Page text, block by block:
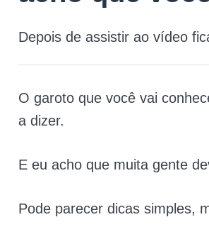
Depois de assistir ao vídeo
O garoto que você vai
a dizer.
E eu acho que muita gente
Pode parecer dicas simples,